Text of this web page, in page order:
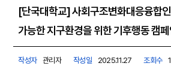
[단국대학교] 사회구조변화대응융합
가능한 지구환경을 위한 기후행동 캠
작성자 관리자 작성일 2025.11.27 조회수